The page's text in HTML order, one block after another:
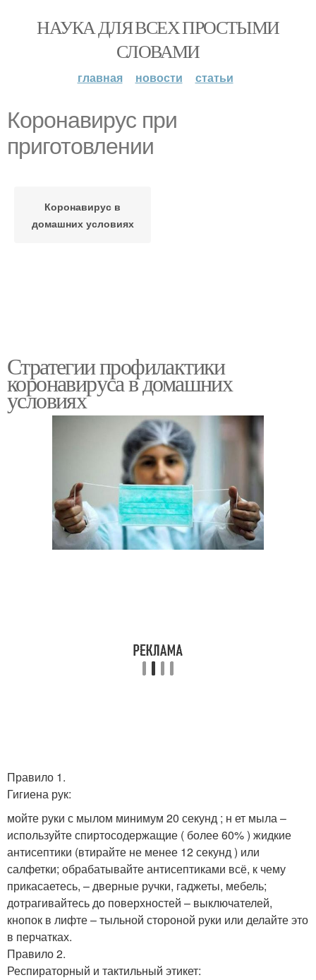
НАУКА ДЛЯ ВСЕХ ПРОСТЫМИ
СЛОВАМИ
главная новости статьи
Коронавирус при
приготовлении
Коронавирус в
домашних условиях
Стратегии профилактики
коронавируса в домашних
условиях
Правило 1.
Гигиена рук:
мойте руки с мылом минимум 20 секунд ; н ет мыла –
используйте спиртосодержащие ( более 60% ) жидкие
антисептики (втирайте не менее 12 секунд ) или
салфетки; обрабатывайте антисептиками всё, к чему
прикасаетесь, – дверные ручки, гаджеты, мебель;
дотрагивайтесь до поверхностей – выключателей,
кнопок в лифте – тыльной стороной руки или делайте это
в перчатках.
Правило 2.
Респираторный и тактильный этикет: